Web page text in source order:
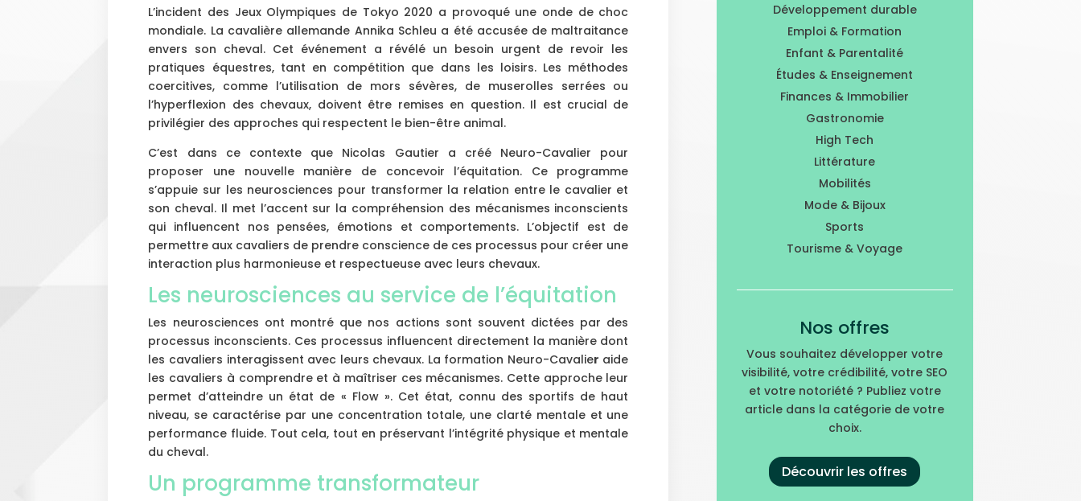
L’incident des Jeux Olympiques de Tokyo 2020 a provoqué une onde de choc
mondiale. La cavalière allemande Annika Schleu a été accusée de maltraitance
envers son cheval. Cet événement a révélé un besoin urgent de revoir les
pratiques équestres, tant en compétition que dans les loisirs. Les méthodes
coercitives, comme l’utilisation de mors sévères, de muserolles serrées ou
l’hyperflexion des chevaux, doivent être remises en question. Il est crucial de
privilégier des approches qui respectent le bien-être animal.
C’est dans ce contexte que Nicolas Gautier a créé Neuro-Cavalier pour
proposer une nouvelle manière de concevoir l’équitation. Ce programme
s’appuie sur les neurosciences pour transformer la relation entre le cavalier et
son cheval. Il met l’accent sur la compréhension des mécanismes inconscients
qui influencent nos pensées, émotions et comportements. L’objectif est de
permettre aux cavaliers de prendre conscience de ces processus pour créer une
interaction plus harmonieuse et respectueuse avec leurs chevaux.
Les neurosciences au service de l’équitation
Les neurosciences ont montré que nos actions sont souvent dictées par des
processus inconscients. Ces processus influencent directement la manière dont
les cavaliers interagissent avec leurs chevaux. La formation Neuro-Cavalier aide
les cavaliers à comprendre et à maîtriser ces mécanismes. Cette approche leur
permet d’atteindre un état de « Flow ». Cet état, connu des sportifs de haut
niveau, se caractérise par une concentration totale, une clarté mentale et une
performance fluide. Tout cela, tout en préservant l’intégrité physique et mentale
du cheval.
Un programme transformateur
Développement durable
Emploi & Formation
Enfant & Parentalité
Études & Enseignement
Finances & Immobilier
Gastronomie
High Tech
Littérature
Mobilités
Mode & Bijoux
Sports
Tourisme & Voyage
Nos offres
Vous souhaitez développer votre
visibilité, votre crédibilité, votre SEO
et votre notoriété ? Publiez votre
article dans la catégorie de votre
choix.
Découvrir les offres